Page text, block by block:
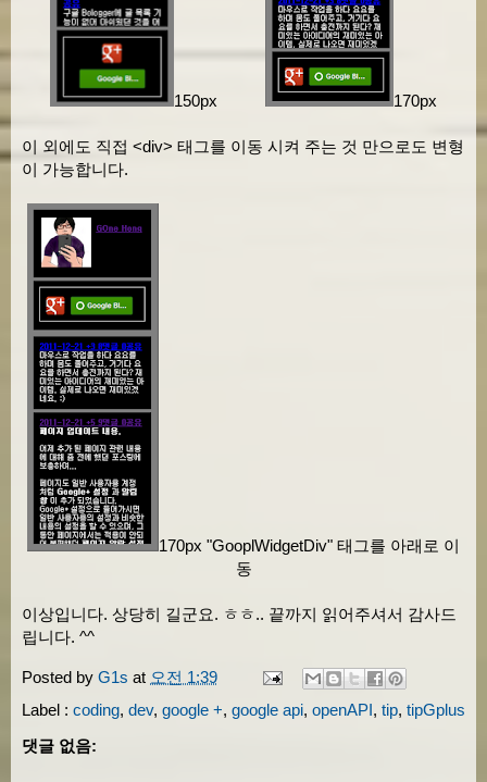
150px 170px
이 외에도 직접 <div> 태그를 이동 시켜 주는 것 만으로도 변형
이 가능합니다.
170px "GooplWidgetDiv" 태그를 아래로 이
동
이상입니다. 상당히 길군요. ㅎㅎ.. 끝까지 읽어주셔서 감사드
립니다. ^^
Posted by G1s at 오전 1:39
Label : coding, dev, google +, google api, openAPI, tip, tipGplus
댓글 없음: